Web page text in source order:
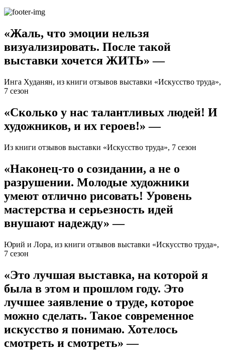
«Жаль, что эмоции нельзя
визуализировать. После такой
выставки хочется ЖИТЬ» —
Инга Худанян, из книги отзывов выставки «Искусство труда»,
7 сезон
«Сколько у нас талантливых людей! И
художников, и их героев!» —
Из книги отзывов выставки «Искусство труда», 7 сезон
«Наконец-то о созидании, а не о
разрушении. Молодые художники
умеют отлично рисовать! Уровень
мастерства и серьезность идей
внушают надежду» —
Юрий и Лора, из книги отзывов выставки «Искусство труда»,
7 сезон
«Это лучшая выставка, на которой я
была в этом и прошлом году. Это
лучшее заявление о труде, которое
можно сделать. Такое современное
искусство я понимаю. Хотелось
смотреть и смотреть» —